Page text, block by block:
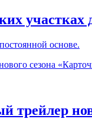
участках
основе.
трейлер